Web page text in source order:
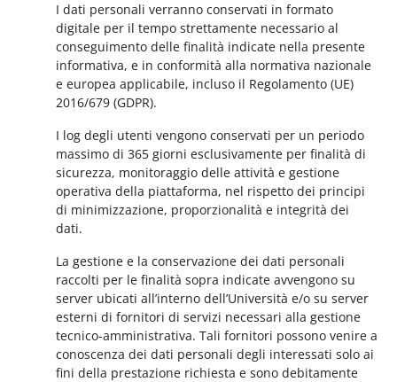
I dati personali verranno conservati in formato
digitale per il tempo strettamente necessario al
conseguimento delle finalità indicate nella presente
informativa, e in conformità alla normativa nazionale
e europea applicabile, incluso il Regolamento (UE)
2016/679 (GDPR).
I log degli utenti vengono conservati per un periodo
massimo di 365 giorni esclusivamente per finalità di
sicurezza, monitoraggio delle attività e gestione
operativa della piattaforma, nel rispetto dei principi
di minimizzazione, proporzionalità e integrità dei
dati.
La gestione e la conservazione dei dati personali
raccolti per le finalità sopra indicate avvengono su
server ubicati all’interno dell’Università e/o su server
esterni di fornitori di servizi necessari alla gestione
tecnico-amministrativa. Tali fornitori possono venire a
conoscenza dei dati personali degli interessati solo ai
fini della prestazione richiesta e sono debitamente